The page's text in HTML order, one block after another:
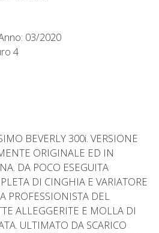
03/2020
4
BEVERLY 300i. VERSIONE
ORIGINALE ED IN
DA POCO ESEGUITA
DI CINGHIA E VARIATORE
PROFESSIONISTA DEL
ALLEGGERITE E MOLLA DI
ULTIMATO DA SCARICO